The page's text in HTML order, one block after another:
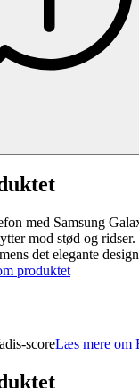
med Samsung
mod stød og
det elegante
produktet
scoreLæs mere om